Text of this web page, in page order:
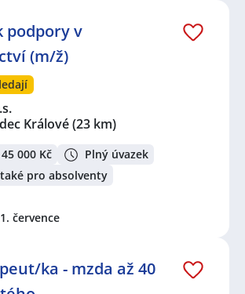
podpory v
(m/ž)
Králové(23 km)
000 Kč
Plný úvazek
pro absolventy
července
ka - mzda až 40